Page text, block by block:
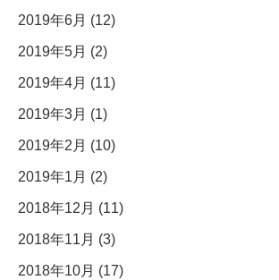
2019年6月 (12)
2019年5月 (2)
2019年4月 (11)
2019年3月 (1)
2019年2月 (10)
2019年1月 (2)
2018年12月 (11)
2018年11月 (3)
2018年10月 (17)